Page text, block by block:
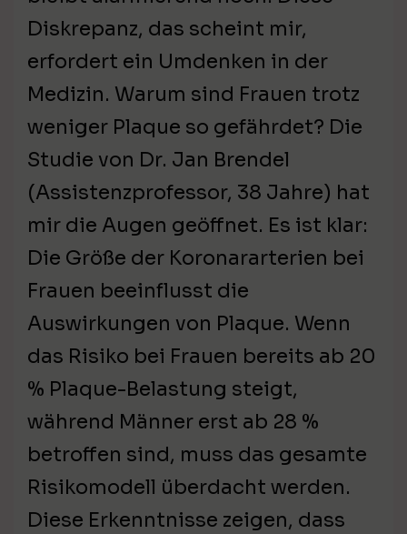
Diskrepanz, das scheint mir,
erfordert ein Umdenken in der
Medizin. Warum sind Frauen trotz
weniger Plaque so gefährdet? Die
Studie von Dr. Jan Brendel
(Assistenzprofessor, 38 Jahre) hat
mir die Augen geöffnet. Es ist klar:
Die Größe der Koronararterien bei
Frauen beeinflusst die
Auswirkungen von Plaque. Wenn
das Risiko bei Frauen bereits ab 20
% Plaque-Belastung steigt,
während Männer erst ab 28 %
betroffen sind, muss das gesamte
Risikomodell überdacht werden.
Diese Erkenntnisse zeigen, dass